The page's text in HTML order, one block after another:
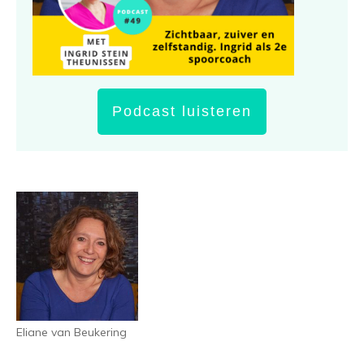
Podcast luisteren
Eliane van Beukering